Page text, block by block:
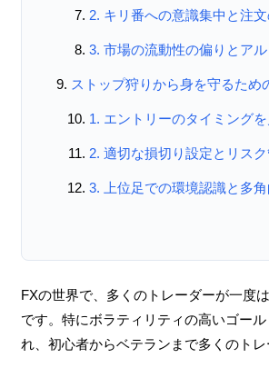
2. キリ番への意識集中と注文
3. 市場の流動性の偏りとア
ストップ狩りから身を守るため
1. エントリーのタイミング
2. 適切な損切り設定とリス
3. 上位足での環境認識と多
FXの世界で、多くのトレーダーが一度
です。特にボラティリティの高いゴー
れ、初心者からベテランまで多くのトレ